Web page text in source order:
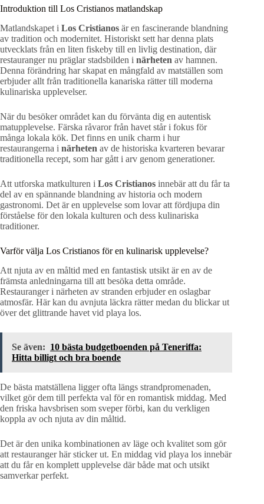
Introduktion till Los Cristianos matlandskap
Matlandskapet i Los Cristianos är en fascinerande blandning
av tradition och modernitet. Historiskt sett har denna plats
utvecklats från en liten fiskeby till en livlig destination, där
restauranger nu präglar stadsbilden i närheten av hamnen.
Denna förändring har skapat en mångfald av matställen som
erbjuder allt från traditionella kanariska rätter till moderna
kulinariska upplevelser.
När du besöker området kan du förvänta dig en autentisk
matupplevelse. Färska råvaror från havet står i fokus för
många lokala kök. Det finns en unik charm i hur
restaurangerna i närheten av de historiska kvarteren bevarar
traditionella recept, som har gått i arv genom generationer.
Att utforska matkulturen i Los Cristianos innebär att du får ta
del av en spännande blandning av historia och modern
gastronomi. Det är en upplevelse som lovar att fördjupa din
förståelse för den lokala kulturen och dess kulinariska
traditioner.
Varför välja Los Cristianos för en kulinarisk upplevelse?
Att njuta av en måltid med en fantastisk utsikt är en av de
främsta anledningarna till att besöka detta område.
Restauranger i närheten av stranden erbjuder en oslagbar
atmosfär. Här kan du avnjuta läckra rätter medan du blickar ut
över det glittrande havet vid playa los.
Se även: 10 bästa budgetboenden på Teneriffa:
Hitta billigt och bra boende
De bästa matställena ligger ofta längs strandpromenaden,
vilket gör dem till perfekta val för en romantisk middag. Med
den friska havsbrisen som sveper förbi, kan du verkligen
koppla av och njuta av din måltid.
Det är den unika kombinationen av läge och kvalitet som gör
att restauranger här sticker ut. En middag vid playa los innebär
att du får en komplett upplevelse där både mat och utsikt
samverkar perfekt.